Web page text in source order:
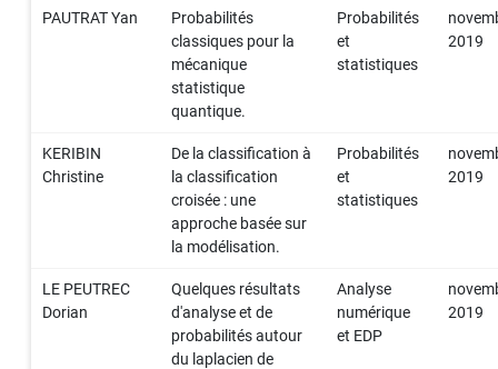
PAUTRAT Yan
Probabilités
classiques pour la
mécanique
statistique
quantique.
Probabilités
et
statistiques
2019
KERIBIN
Christine
De la classification à
la classification
croisée : une
approche basée sur
la modélisation.
Probabilités
et
statistiques
2019
LE PEUTREC
Dorian
Quelques résultats
d'analyse et de
probabilités autour
du laplacien de
Analyse
numérique
et EDP
2019